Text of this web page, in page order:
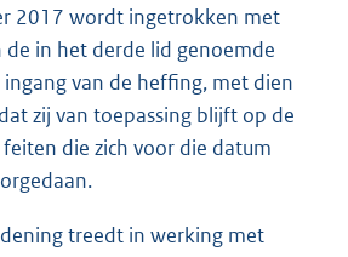
2017 wordt ingetrokken met
de in het derde lid genoemde
van de heffing, met dien
zij van toepassing blijft op de
die zich voor die datum
treedt in werking met